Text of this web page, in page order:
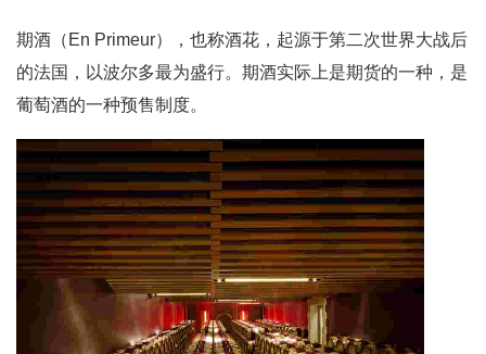
期酒（En Primeur），也称酒花，起源于第二次世界大战后
的法国，以波尔多最为盛行。期酒实际上是期货的一种，是
葡萄酒的一种预售制度。